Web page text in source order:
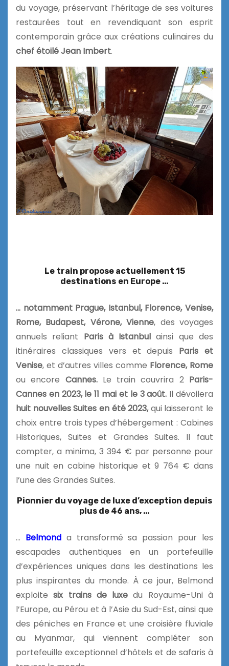
du voyage, préservant l’héritage de ses voitures
restaurées tout en revendiquant son esprit
contemporain grâce aux créations culinaires du
chef étoilé Jean Imbert.
Le train propose actuellement 15
destinations en Europe …
… notamment Prague, Istanbul, Florence, Venise,
Rome, Budapest, Vérone, Vienne, des voyages
annuels reliant Paris à Istanbul ainsi que des
itinéraires classiques vers et depuis Paris et
Venise, et d’autres villes comme Florence, Rome
ou encore Cannes. Le train couvrira 2Paris-
Cannes en 2023, le 11 mai et le 3 août. Il dévoilera
huit nouvelles Suites en été 2023,qui laisseront le
choix entre trois types d’hébergement : Cabines
Historiques, Suites et Grandes Suites. Il faut
compter, a minima, 3 394 € par personne pour
une nuit en cabine historique et 9 764 € dans
l’une des Grandes Suites.
Pionnier du voyage de luxe d’exception depuis
plus de 46 ans, …
… Belmonda transformé sa passion pour les
escapades authentiques en un portefeuille
d’expériences uniques dans les destinations les
plus inspirantes du monde. À ce jour, Belmond
exploitesix trains de luxe du Royaume-Uni à
l’Europe, au Pérou et à l’Asie du Sud-Est, ainsi que
des péniches en France et une croisière fluviale
au Myanmar, qui viennent compléter son
portefeuille exceptionnel d’hôtels et de safaris à